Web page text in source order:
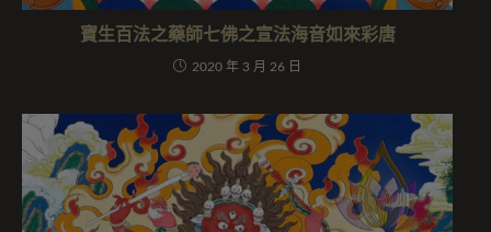
寶生百法之藥師七佛之宣法海音如來彩唐
2020 年 3 月 26 日